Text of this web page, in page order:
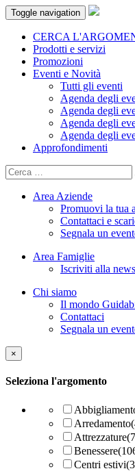
Toggle navigation
CERCA
Prodotti e servizi
Promozioni
Eventi e Novità
Tutti gli eventi
Agenda degli
Agenda degli
Agenda degli
Agenda degli
Approfondimenti
Area Aziende
Promuovi la tua
Contattaci e
Segnala un
Area Famiglie
Iscriviti alla
Chi siamo
Il mondo
Contattaci
Segnala un
×
Seleziona l'argomento
Arredamento
Attrezzature
Benessere
Centri estivi